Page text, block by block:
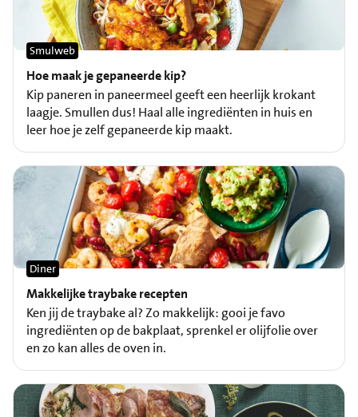
Hoe maak je gepaneerde kip?
Smulweb
Kip paneren in paneermeel geeft een heerlijk krokant
laagje. Smullen dus! Haal alle ingrediënten in huis en
leer hoe je zelf gepaneerde kip maakt.
Makkelijke traybake recepten
Diner
Ken jij de traybake al? Zo makkelijk: gooi je favo
ingrediënten op de bakplaat, sprenkel er olijfolie over
en zo kan alles de oven in.